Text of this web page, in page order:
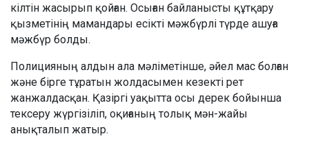
кілтін жасырып қойған. Осыған байланысты құтқару
қызметінің мамандары есікті мәжбүрлі түрде ашуға
мәжбүр болды.
Полицияның алдын ала мәліметінше, әйел мас болған
және бірге тұратын жолдасымен кезекті рет
жанжалдасқан. Қазіргі уақытта осы дерек бойынша
тексеру жүргізіліп, оқиғаның толық мән-жайы
анықталып жатыр.